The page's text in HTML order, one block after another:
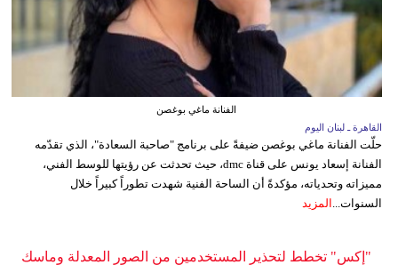
الفنانة ماغي بوغصن
القاهرة ـ لبنان اليوم
حلّت الفنانة ماغي بوغصن ضيفةً على برنامج "صاحبة السعادة"، الذي تقدّمه
الفنانة إسعاد يونس على قناة dmc، حيث تحدثت عن رؤيتها للوسط الفني،
مميزاته وتحدياته، مؤكدةً أن الساحة الفنية شهدت تطوراً كبيراً خلال
السنوات... المزيد
"إكس" تخطط لتحذير المستخدمين من الصور المعدلة وماسك